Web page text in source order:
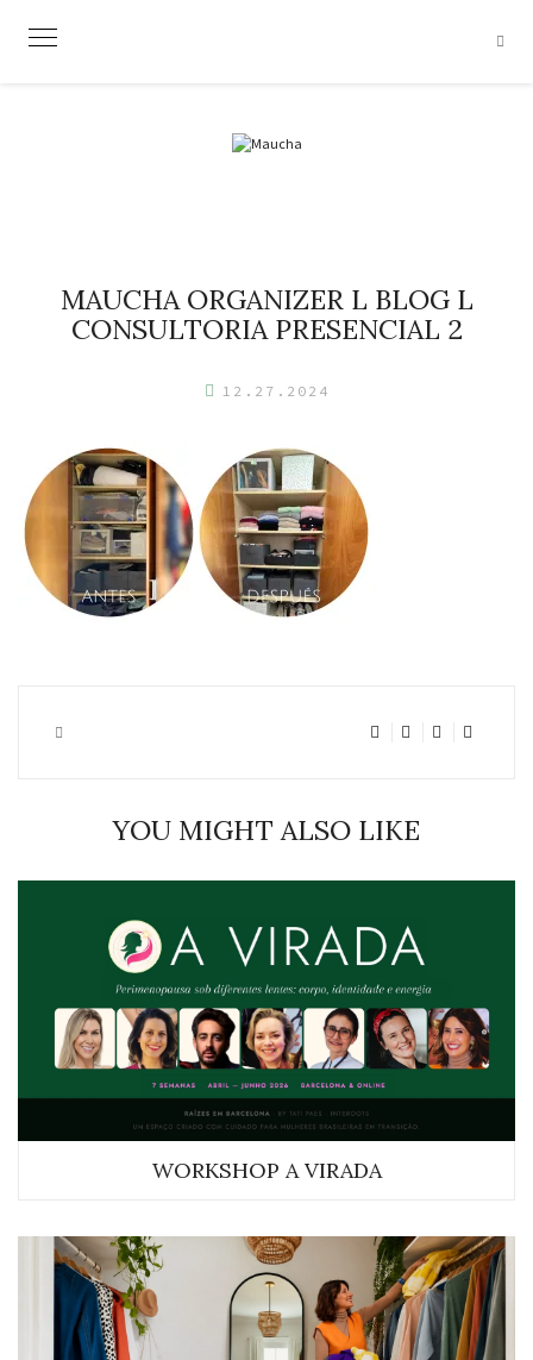
MAUCHA ORGANIZER L BLOG L
CONSULTORIA PRESENCIAL 2
12.27.2024
YOU MIGHT ALSO LIKE
WORKSHOP A VIRADA